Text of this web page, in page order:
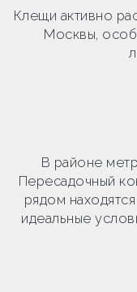
Клещи активно
Москвы,
В районе
Пересадочный
рядом
идеальные